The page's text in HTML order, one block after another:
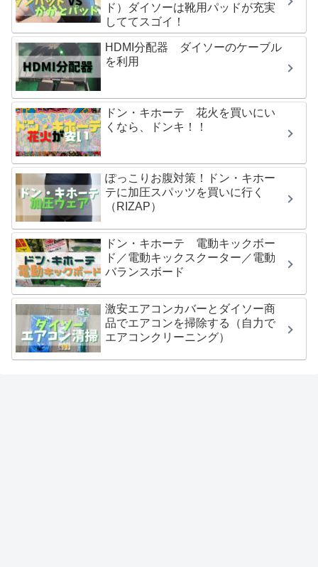
ド）ダイソーは靴用パッドが充実
しててスゴイ！
HDMI分配器 ダイソーのケーブル
を利用
ドン・キホーテ 花火を買いにい
くなら、ドンキ！！
ぽっこりお腹対策！ドン・キホー
テに加圧スパッツを買いに行く
（RIZAP）
ドン・キホーテ 電動キックボー
ド／電動キックスクーター／電動
バランスボード
激安エアコンカバーとダイソー商
品でエアコンを掃除する（自力で
エアコンクリーニング）